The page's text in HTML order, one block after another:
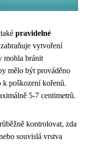
pravidelné
vytvoření
mohla bránit
mělo být prováděno
k poškození kořenů.
5-7 centimetrů.
kontrolovat, zda
souvislá vrstva